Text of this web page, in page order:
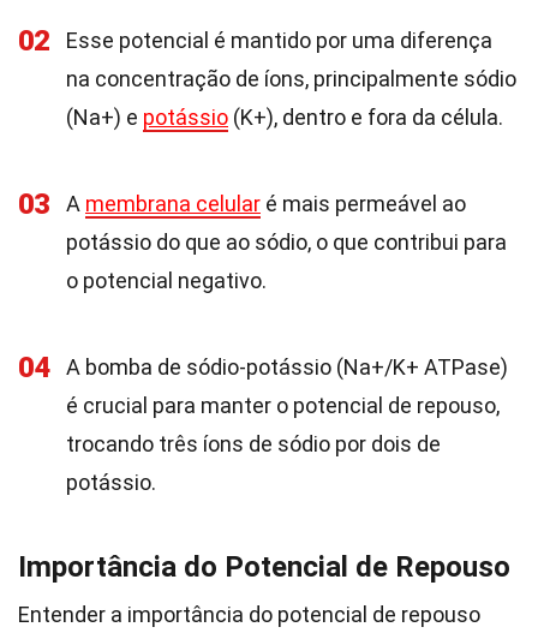
02
Esse potencial é mantido por uma diferença
na concentração de íons, principalmente sódio
(Na+) e potássio (K+), dentro e fora da célula.
03 A membrana celular é mais permeável ao
potássio do que ao sódio, o que contribui para
o potencial negativo.
04
A bomba de sódio-potássio (Na+/K+ ATPase)
é crucial para manter o potencial de repouso,
trocando três íons de sódio por dois de
potássio.
Importância do Potencial de Repouso
Entender a importância do potencial de repouso